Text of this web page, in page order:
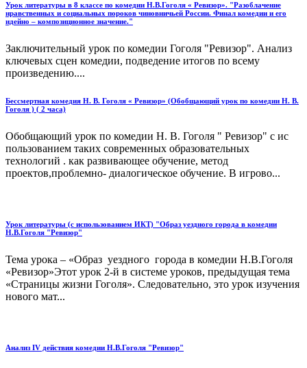
Урок литературы в 8 классе по комедии Н.В.Гоголя « Ревизор». "Разоблачение
нравственных и социальных пороков чиновничьей России. Финал комедии и его
идейно – композиционное значение."
Заключительный урок по комедии Гоголя "Ревизор". Анализ
ключевых сцен комедии, подведение итогов по всему
произведению....
Бессмертная комедия Н. В. Гоголя « Ревизор» (Обобщающий урок по комедии Н. В.
Гоголя ) ( 2 часа)
Обобщающий урок по комедии Н. В. Гоголя " Ревизор" с ис
пользованием таких современных образовательных
технологий . как развивающее обучение, метод
проектов,проблемно- диалогическое обучение. В игрово...
Урок литературы (с использованием ИКТ) "Образ уездного города в комедии
Н.В.Гоголя "Ревизор"
Тема урока – «Образ уездного города в комедии Н.В.Гоголя
«Ревизор»Этот урок 2-й в системе уроков, предыдущая тема
«Страницы жизни Гоголя». Следовательно, это урок изучения
нового мат...
Анализ IV действия комедии Н.В.Гоголя "Ревизор"